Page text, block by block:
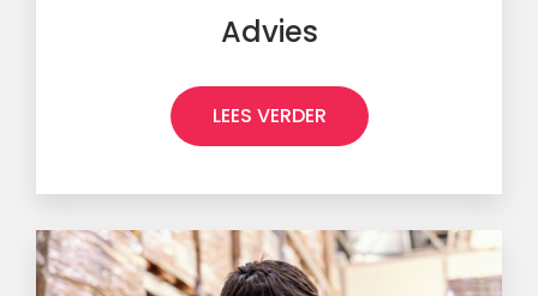
Advies
LEES VERDER